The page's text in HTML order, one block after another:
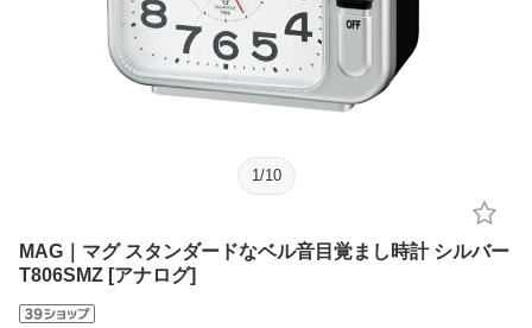
1 /10
MAG｜マグ スタンダードなベル音目覚まし時計 シルバー
T806SMZ [アナログ]